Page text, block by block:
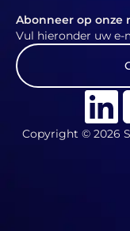
Abonneer op onze
Vul hieronder uw e-
Copyright © 2026